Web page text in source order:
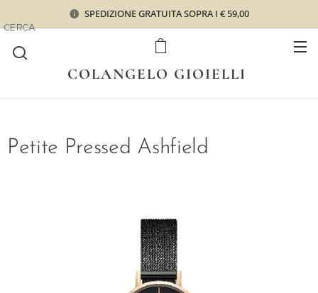
SPEDIZIONE GRATUITA SOPRA I € 59,00
COLANGELO GIOIELLI
CERCA
Petite Pressed Ashfield